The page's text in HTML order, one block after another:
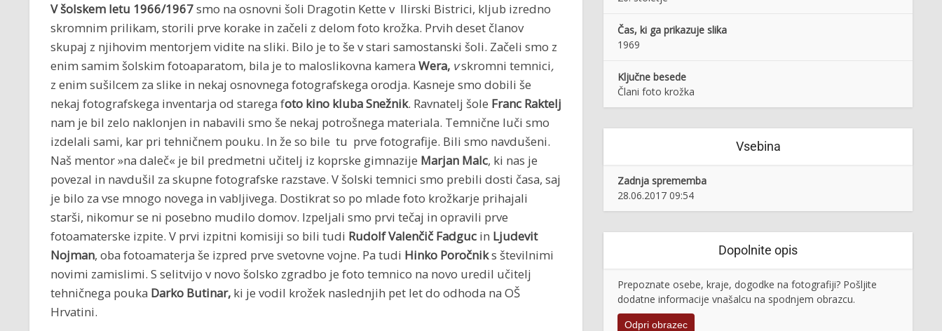
V šolskem letu 1966/1967smo na osnovni šoli Dragotin Kette v Ilirski Bistrici, kljub izredno
skromnim prilikam, storili prve korake in začeli z delom foto krožka. Prvih deset članov
skupaj z njihovim mentorjem vidite na sliki. Bilo je to še v stari samostanski šoli. Začeli smo z
enim samim šolskim fotoaparatom, bila je to maloslikovna kamera Wera, vskromni temnici,
z enim sušilcem za slike in nekaj osnovnega fotografskega orodja. Kasneje smo dobili še
nekaj fotografskega inventarja od starega foto kino kluba Snežnik. Ravnatelj šole Franc Raktelj
nam je bil zelo naklonjen in nabavili smo še nekaj potrošnega materiala. Temnične luči smo
izdelali sami, kar pri tehničnem pouku. In že so bile tu prve fotografije. Bili smo navdušeni.
Naš mentor »na daleč« je bil predmetni učitelj iz koprske gimnazije Marjan Malc, ki nas je
povezal in navdušil za skupne fotografske razstave. V šolski temnici smo prebili dosti časa, saj
je bilo za vse mnogo novega in vabljivega. Dostikrat so po mlade foto krožkarje prihajali
starši, nikomur se ni posebno mudilo domov. Izpeljali smo prvi tečaj in opravili prve
fotoamaterske izpite. V prvi izpitni komisiji so bili tudi Rudolf Valenčič Fadguc in Ljudevit
Nojman, oba fotoamaterja še izpred prve svetovne vojne. Pa tudi Hinko Poročniks številnimi
novimi zamislimi. S selitvijo v novo šolsko zgradbo je foto temnico na novo uredil učitelj
tehničnega pouka Darko Butinar, ki je vodil krožek naslednjih pet let do odhoda na OŠ
Hrvatini.
Čas, ki ga prikazuje slika
1969
Ključne besede
Člani foto krožka
Vsebina
Zadnja sprememba
28.06.2017 09:54
Dopolnite opis
Prepoznate osebe, kraje, dogodke na fotografiji? Pošljite
dodatne informacije vnašalcu na spodnjem obrazcu.
Odpri obrazec